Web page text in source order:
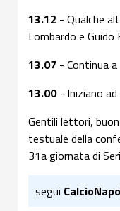
13.12 - Qualche
Lombardo e Guido
13.07 - Continua
13.00- Iniziano ad
Gentili lettori,
testuale della
31a giornata di
segui